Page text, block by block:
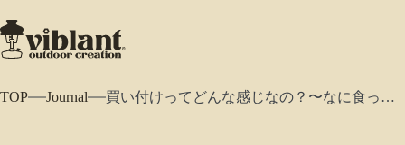
TOP Journal 買い付けってどんな感じなの？〜なに食ってんのさ？特集〜